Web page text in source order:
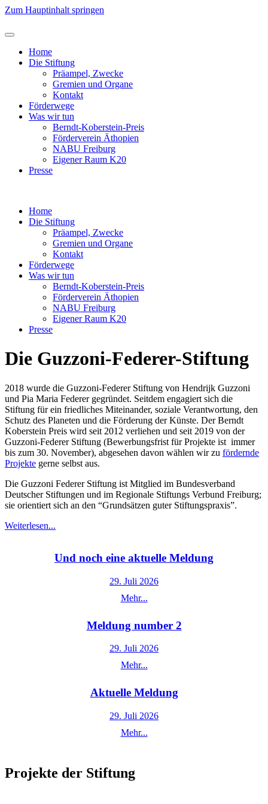
Zum Hauptinhalt springen
Home
Die Stiftung
Präampel, Zwecke
Gremien und Organe
Kontakt
Förderwege
Was wir tun
Berndt-Koberstein-Preis
Förderverein Äthopien
NABU Freiburg
Eigener Raum K20
Presse
Home
Die Stiftung
Präampel, Zwecke
Gremien und Organe
Kontakt
Förderwege
Was wir tun
Berndt-Koberstein-Preis
Förderverein Äthopien
NABU Freiburg
Eigener Raum K20
Presse
Die Guzzoni-Federer-Stiftung
2018 wurde die Guzzoni-Federer Stiftung von Hendrijk Guzzoni
und Pia Maria Federer gegründet. Seitdem engagiert sich die
Stiftung für ein friedliches Miteinander, soziale Verantwortung, den
Schutz des Planeten und die Förderung der Künste. Der Berndt
Koberstein Preis wird seit 2012 verliehen und seit 2019 von der
Guzzoni-Federer Stiftung (Bewerbungsfrist für Projekte ist immer
bis zum 30. November), abgesehen davon wählen wir zu fördernde
Projekte gerne selbst aus.
Die Guzzoni Federer Stiftung ist Mitglied im Bundesverband
Deutscher Stiftungen und im Regionale Stiftungs Verbund Freiburg;
sie orientiert sich an den “Grundsätzen guter Stiftungspraxis”.
Weiterlesen...
Und noch eine aktuelle Meldung
29. Juli 2026
Mehr...
Meldung number 2
29. Juli 2026
Mehr...
Aktuelle Meldung
29. Juli 2026
Mehr...
Projekte der Stiftung